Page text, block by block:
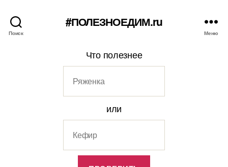
Поиск
#ПОЛЕЗНОЕДИМ.ru
Меню
Что полезнее
или